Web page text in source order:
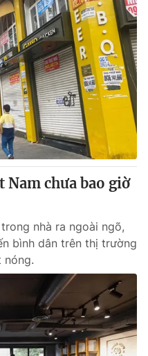
Nam chưa bao giờ
nhà ra ngoài ngõ,
bình dân trên thị trường
nóng.